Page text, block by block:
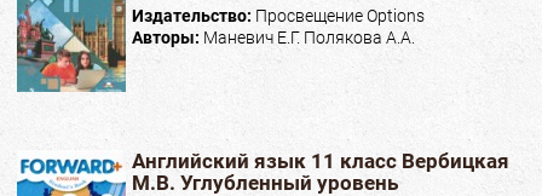
Издательство: Просвещение Options
Авторы: Маневич Е.Г. Полякова А.А.
Английский язык 11 класс Вербицкая
М.В. Углубленный уровень